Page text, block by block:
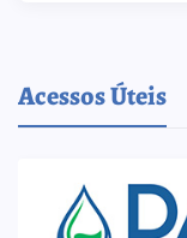
Acessos Úteis